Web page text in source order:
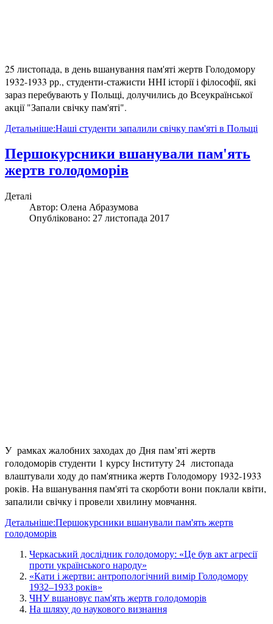
25 листопада, в день вшанування пам'яті жертв Голодомору
1932-1933 рр., студенти-стажисти ННІ історії і філософії, які
зараз перебувають у Польщі, долучились до Всеукраїнської
акції "Запали свічку пам'яті".
Детальніше:Наші студенти запалили свічку пам'яті в Польщі
Першокурсники вшанували пам'ять
жертв голодоморів
Деталі
Автор: Олена Абразумова
Опубліковано: 27 листопада 2017
У рамках жалобних заходах до Дня пам’яті жертв
голодоморів студенти 1 курсу Інституту 24 листопада
влаштували ходу до пам'ятника жертв Голодомору 1932-1933
років. На вшанування пам'яті та скорботи вони поклали квіти,
запалили свічку і провели хвилину мовчання.
Детальніше:Першокурсники вшанували пам'ять жертв
голодоморів
Черкаський дослідник голодомору: «Це був акт агресії
проти українського народу»
«Кати і жертви: антропологічний вимір Голодомору
1932–1933 років»
ЧНУ вшановує пам'ять жертв голодоморів
На шляху до наукового визнання